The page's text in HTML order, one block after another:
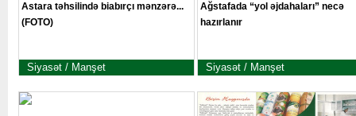
Astara təhsilində biabırçı mənzərə...
(FOTO)
Siyasət / Manşet
Ağstafada “yol əjdahaları” necə
hazırlanır
Siyasət / Manşet